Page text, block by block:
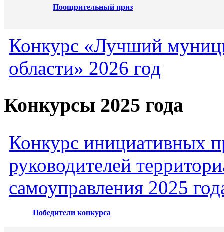
Поощрительный приз
Конкурс «Лучший
области» 2026 год
Конкурсы 2025 года
Конкурс инициативных
руководителей
самоуправления 2025
Победители конкурса